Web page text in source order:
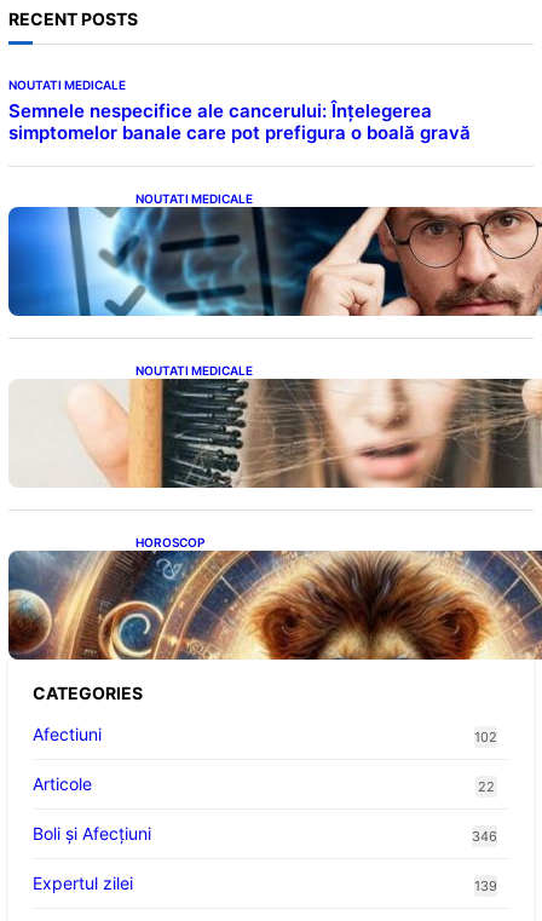
RECENT POSTS
NOUTATI MEDICALE
Semnele nespecifice ale cancerului: Înțelegerea
simptomelor banale care pot prefigura o boală gravă
NOUTATI MEDICALE
Inteligența dincolo de note: Semnele unui IQ
ridicat care nu țin de școală
NOUTATI MEDICALE
Semnele unei deficiențe de proteine:
Impactul asupra sănătății tale
HOROSCOP
Portalul Leului 8/8: Oportunități de
Abundență pentru Cinci Zodii în 2026
CATEGORIES
Afectiuni
102
Articole 22
Boli și Afecțiuni 346
Expertul zilei 139